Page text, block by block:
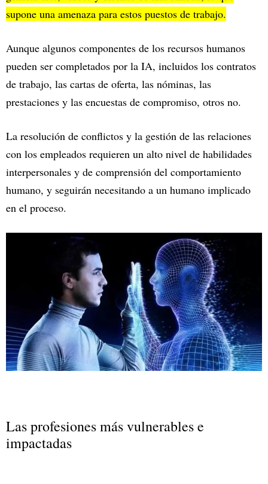
supone una amenaza para estos puestos de trabajo.
Aunque algunos componentes de los recursos humanos
pueden ser completados por la IA, incluidos los contratos
de trabajo, las cartas de oferta, las nóminas, las
prestaciones y las encuestas de compromiso, otros no.
La resolución de conflictos y la gestión de las relaciones
con los empleados requieren un alto nivel de habilidades
interpersonales y de comprensión del comportamiento
humano, y seguirán necesitando a un humano implicado
en el proceso.
Las profesiones más vulnerables e
impactadas